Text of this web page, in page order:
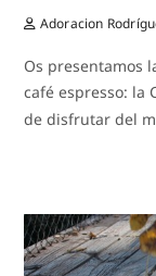
Adoracion
Os presentamos
café espresso: la
de disfrutar del